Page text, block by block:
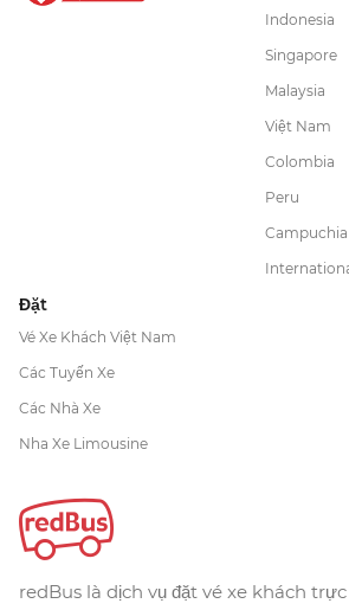
Indonesia
Singapore
Malaysia
Việt Nam
Colombia
Peru
Campuchia
Đặt
Vé Xe Khách Việt Nam
Các Tuyến Xe
Các Nhà Xe
Nha Xe Limousine
redBus là dịch vụ đặt vé xe khách